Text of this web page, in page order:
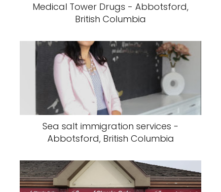
Medical Tower Drugs - Abbotsford,
British Columbia
Sea salt immigration services -
Abbotsford, British Columbia